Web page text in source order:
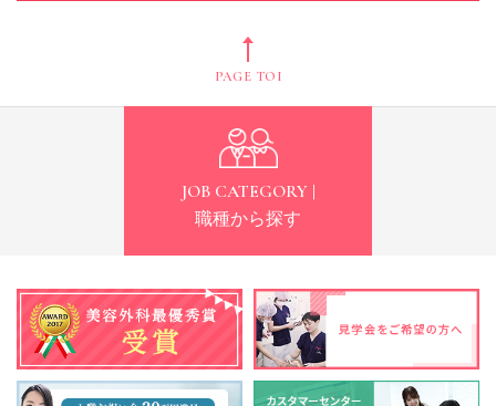
JOB CATEGORY |
職種から探す
PAGE TOP